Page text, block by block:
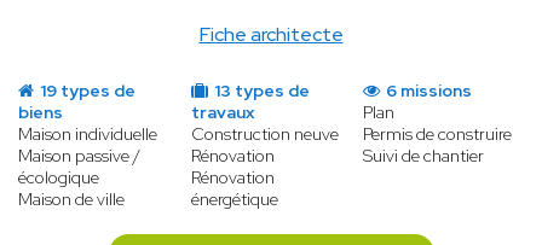
Fiche architecte
19 types de
biens
Maison individuelle
Maison passive /
écologique
Maison de ville
13 types de
travaux
Construction neuve
Rénovation
Rénovation
énergétique
6 missions
Plan
Permis de construire
Suivi de chantier